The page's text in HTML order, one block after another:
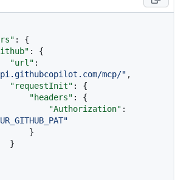
:
{
:
{
"url" :
mcp/" ,
"requestInit" :
{
"headers" :
{
"Authorization" :
}
}